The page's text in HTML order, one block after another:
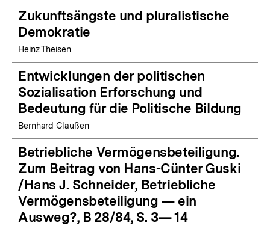
Zukunftsängste und pluralistische
Demokratie
Heinz Theisen
Entwicklungen der politischen
Sozialisation Erforschung und
Bedeutung für die Politische Bildung
Bernhard Claußen
Betriebliche Vermögensbeteiligung.
Zum Beitrag von Hans-Cünter Guski
/Hans J. Schneider, Betriebliche
Vermögensbeteiligung — ein
Ausweg?, B 28/84, S. 3— 14